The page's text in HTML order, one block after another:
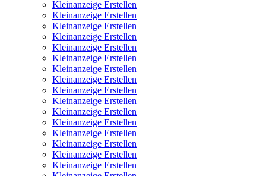
Kleinanzeige Erstellen
Kleinanzeige Erstellen
Kleinanzeige Erstellen
Kleinanzeige Erstellen
Kleinanzeige Erstellen
Kleinanzeige Erstellen
Kleinanzeige Erstellen
Kleinanzeige Erstellen
Kleinanzeige Erstellen
Kleinanzeige Erstellen
Kleinanzeige Erstellen
Kleinanzeige Erstellen
Kleinanzeige Erstellen
Kleinanzeige Erstellen
Kleinanzeige Erstellen
Kleinanzeige Erstellen